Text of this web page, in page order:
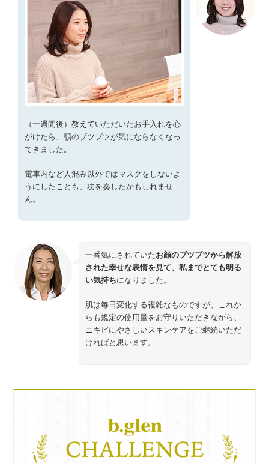
（一週間後）教えていただいたお手入れを心
がけたら、顎のブツブツが気にならなくなっ
てきました。
電車内など人混み以外ではマスクをしないよ
うにしたことも、功を奏したかもしれませ
ん。
一番気にされていたお顔のブツブツから解放
された幸せな表情を見て、私までとても明る
い気持ちになりました。
肌は毎日変化する複雑なものですが、これか
らも規定の使用量をお守りいただきながら、
ニキビにやさしいスキンケアをご継続いただ
ければと思います。